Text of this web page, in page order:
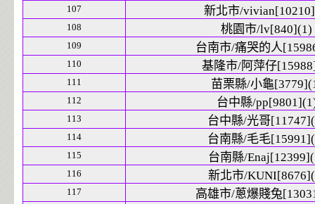
107 新北市/
108 桃園市/lv[840](1)
109 台南市/痛哭的人
110 基隆市/阿萍仔
111 苗栗縣/小龜
112 台中縣/
113 台中縣/光哥
114 台南縣/毛毛
115 台南縣/
116 新北市/
117 高雄市/蔥爆賤兔